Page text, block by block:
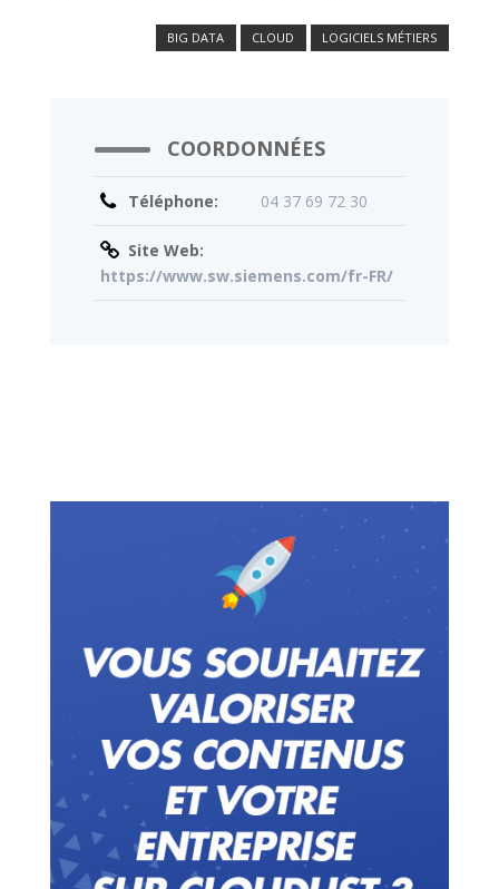
BIG DATA CLOUD LOGICIELS MÉTIERS
COORDONNÉES
Téléphone: 04 37 69 72 30
Site Web:
https://www.sw.siemens.com/fr-FR/